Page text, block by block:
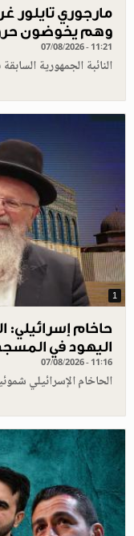
مارجوري تايلور
وهم يخوضون
07/08/2026 - 11:21
النائبة الجمهورية
1
حاخام
اليهود في
07/08/2026 - 11:16
الحاخام الإسرائيلي